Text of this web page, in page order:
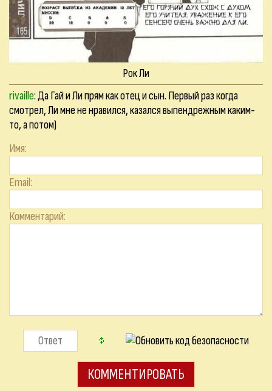
Рок Ли
rivaille: Да Гай и Ли прям как отец и сын. Первый раз когда
смотрел, Ли мне не нравился, казался выпендрежным каким-
то, а потом)
Имя:
Email:
Комментарий: